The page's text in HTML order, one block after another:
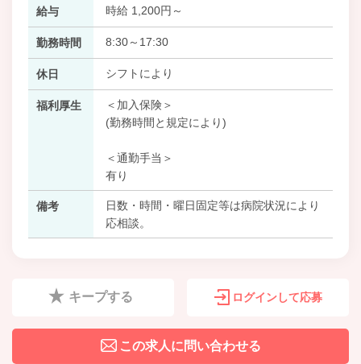
給与 時給 1,200円～
勤務時間 8:30～17:30
休日 シフトにより
福利厚生
＜加入保険＞
(勤務時間と規定により)
＜通勤手当＞
有り
備考
日数・時間・曜日固定等は病院状況により
応相談。
キープする ログインして応募
この求人に問い合わせる